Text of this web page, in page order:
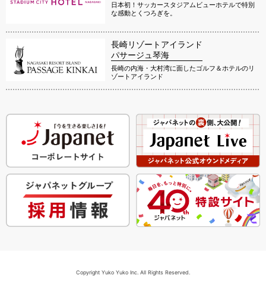
日本初！サッカースタジアムビューホテルで特別
な感動とくつろぎを。
長崎リゾートアイランド
パサージュ琴海
長崎の内海・大村湾に面したゴルフ＆ホテルのリ
ゾートアイランド
Copyright Yuko Yuko Inc. All Rights Reserved.